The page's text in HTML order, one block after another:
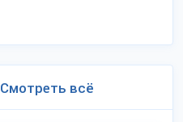
Смотреть всё